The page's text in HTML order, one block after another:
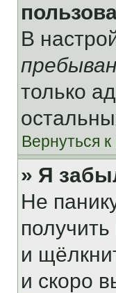
В
только
Вернуться
» Я
Не
и
и скоро